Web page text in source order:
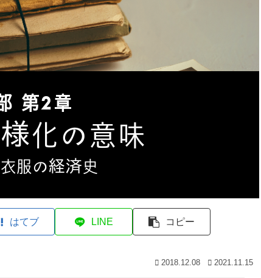
はてブ LINE コピー
2018.12.08 2021.11.15